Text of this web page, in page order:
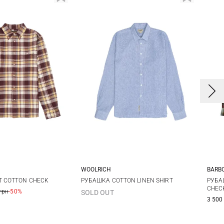
CHECK
-50%
M L XL
WOOLRICH
РУБАШКА COTTON LINEN SHIRT
SOLD OUT
M
3 500